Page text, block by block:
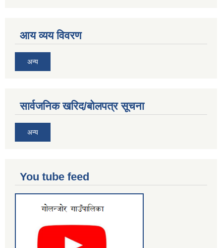
आय व्यय विवरण
अन्य
सार्वजनिक खरिद/बोलपत्र सूचना
अन्य
You tube feed